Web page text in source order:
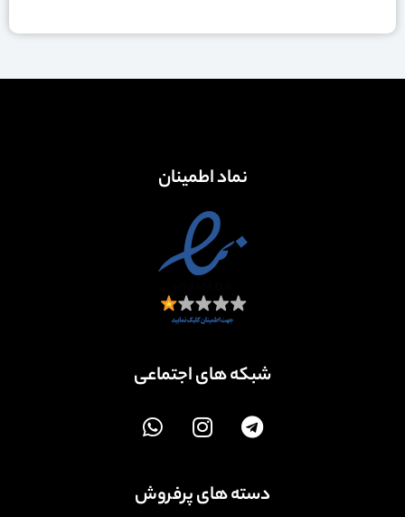
دسته های پرفروش
شبکه های اجتماعی
نماد اطمینان